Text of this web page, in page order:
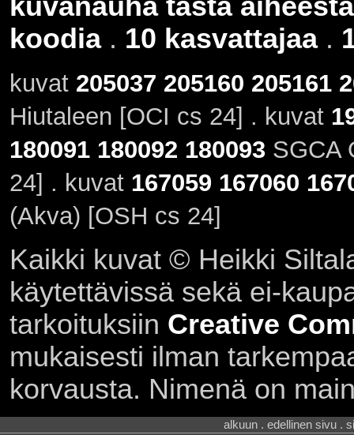
koodia. 10 kasvattajaa.
kuvat 205037 205160 205161
Hiutaleen [OCI cs 24] . kuvat
180091 180092 180093SGCA
24] . kuvat 167059 167060
(Akva) [OSH cs 24]
Kaikki kuvat © Heikki
käytettävissä sekä ei-
tarkoituksiin Creative
mukaisesti ilman
korvausta. Nimenä on
alkuun . edellinen sivu .